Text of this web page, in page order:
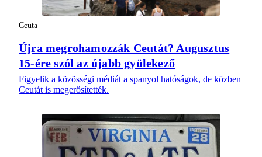
Ceuta
Újra megrohamozzák Ceutát? Augusztus
15-ére szól az újabb gyülekező
Figyelik a közösségi médiát a spanyol hatóságok, de közben
Ceutát is megerősítették.